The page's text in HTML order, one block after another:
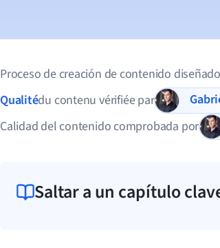
Proceso de creación de contenido
Qualitédu contenu vérifiée par
Calidad del contenido comprobada por
Saltar a un capítulo